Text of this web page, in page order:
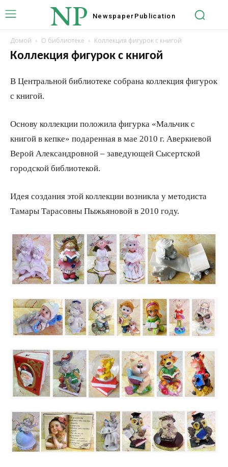
NP Newspaper Publication
Домой О библиотеке Коллекция фигурок с книгой
Коллекция фигурок с книгой
В Центральной библиотеке собрана коллекция фигурок
с книгой.
Основу коллекции положила фигурка «Мальчик с
книгой в кепке» подаренная в мае 2010 г. Аверкиевой
Верой Александровной – заведующей Сысертской
городской библиотекой.
Идея создания этой коллекции возникла у методиста
Тамары Тарасовны Пыжьяновой в 2010 году.